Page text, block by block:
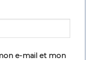
e-mail et mon